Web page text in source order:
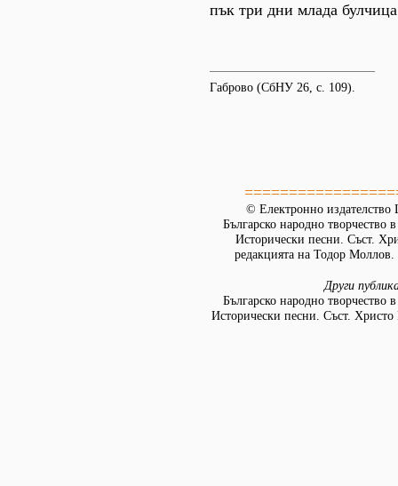
пък три дни млада
Габрово (СбНУ 26, с. 109).
© Електронно издателство
Българско народно творчество
Исторически песни. Съст.
редакцията на Тодор
Други
Българско народно творчество
Исторически песни. Съст.